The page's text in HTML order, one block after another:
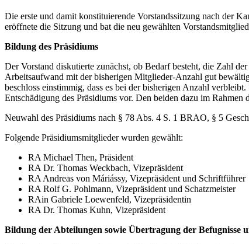
Die erste und damit konstituierende Vorstandssitzung nach der
eröffnete die Sitzung und bat die neu gewählten
Bildung des Präsidiums
Der Vorstand diskutierte zunächst, ob Bedarf besteht, die Zahl
Arbeitsaufwand mit der bisherigen Mitglieder-Anzahl gut
beschloss einstimmig, dass es bei der bisherigen Anzahl
Entschädigung des Präsidiums vor. Den beiden dazu im
Neuwahl des Präsidiums nach § 78 Abs. 4 S. 1 BRAO, § 5
Folgende Präsidiumsmitglieder wurden gewählt:
RA Michael Then, Präsident
RA Dr. Thomas Weckbach, Vizepräsident
RA Andreas von Máriássy, Vizepräsident und Schriftführer
RA Rolf G. Pohlmann, Vizepräsident und Schatzmeister
RAin Gabriele Loewenfeld, Vizepräsidentin
RA Dr. Thomas Kuhn, Vizepräsident
Bildung der Abteilungen sowie Übertragung der Befugnisse